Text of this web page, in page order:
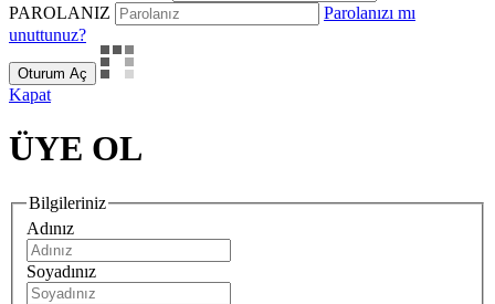
PAROLANIZ
Parolanızı mı
unuttunuz?
Oturum Aç
Kapat
ÜYE OL
Bilgileriniz
Adınız
Soyadınız